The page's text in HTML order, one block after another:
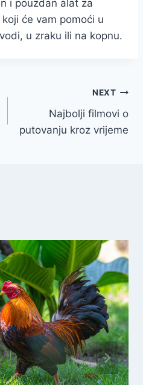
i pouzdan alat za
će vam pomoći u
u zraku ili na kopnu.
NEXT
Najbolji filmovi o
putovanju kroz vrijeme